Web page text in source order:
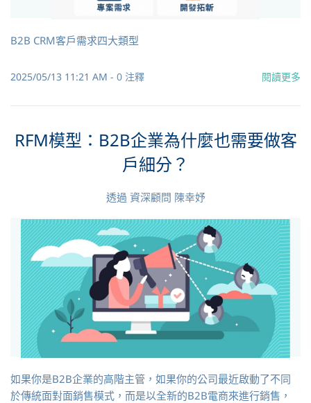
B2B CRM客戶需求四大類型
2025/05/13 11:21 AM - 0 注釋 閱讀更多
RFM模型：B2B企業為什麼也需要做客
戶細分？
透過 資深顧問 陳幸妤
如果你是B2B企業的高階主管，如果你的公司最近啟動了不同
於傳統面對面銷售模式，而是以全新的B2B電商來進行銷售，